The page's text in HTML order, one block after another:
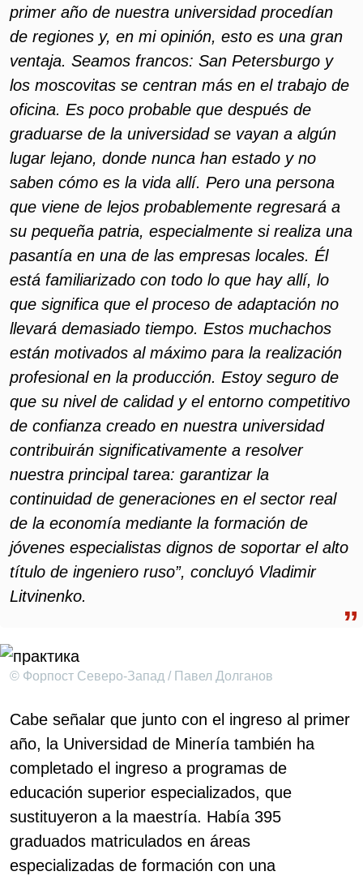
primer año de nuestra universidad procedían
de regiones y, en mi opinión, esto es una gran
ventaja. Seamos francos: San Petersburgo y
los moscovitas se centran más en el trabajo de
oficina. Es poco probable que después de
graduarse de la universidad se vayan a algún
lugar lejano, donde nunca han estado y no
saben cómo es la vida allí. Pero una persona
que viene de lejos probablemente regresará a
su pequeña patria, especialmente si realiza una
pasantía en una de las empresas locales. Él
está familiarizado con todo lo que hay allí, lo
que significa que el proceso de adaptación no
llevará demasiado tiempo. Estos muchachos
están motivados al máximo para la realización
profesional en la producción. Estoy seguro de
que su nivel de calidad y el entorno competitivo
de confianza creado en nuestra universidad
contribuirán significativamente a resolver
nuestra principal tarea: garantizar la
continuidad de generaciones en el sector real
de la economía mediante la formación de
jóvenes especialistas dignos de soportar el alto
título de ingeniero ruso”, concluyó Vladimir
Litvinenko.
© Форпост Северо-Запад / Павел Долганов
Cabe señalar que junto con el ingreso al primer
año, la Universidad de Minería también ha
completado el ingreso a programas de
educación superior especializados, que
sustituyeron a la maestría. Había 395
graduados matriculados en áreas
especializadas de formación con una